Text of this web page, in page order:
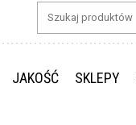
JAKOŚĆ SKLEPY